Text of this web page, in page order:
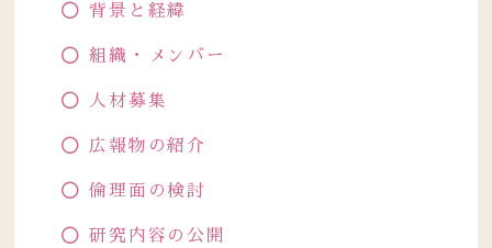
背景と経緯
組織・メンバー
人材募集
広報物の紹介
倫理面の検討
研究内容の公開